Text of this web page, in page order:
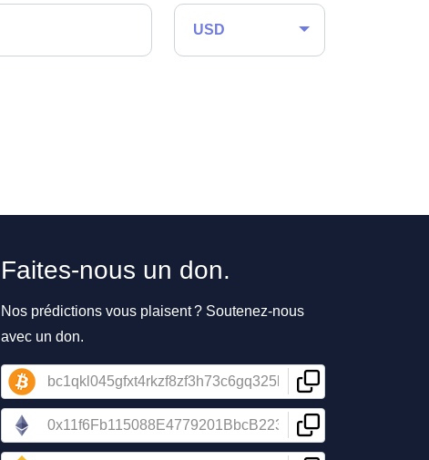
USD
Faites-nous un don.
Nos prédictions vous plaisent ? Soutenez-nous
avec un don.